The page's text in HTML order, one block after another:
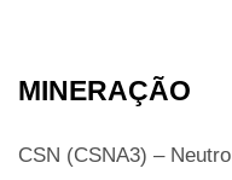
MINERAÇÃO
CSN (CSNA3) – Neutro